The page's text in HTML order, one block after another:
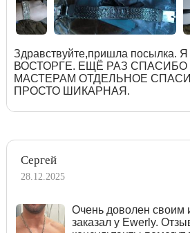
Здравствуйте,пришла посылка.
ВОСТОРГЕ. ЕЩЁ РАЗ
МАСТЕРАМ ОТДЕЛЬНОЕ
ПРОСТО ШИКАРНАЯ.
Сергей
28.12.2025
Очень доволен своим
заказал у Ewerly.